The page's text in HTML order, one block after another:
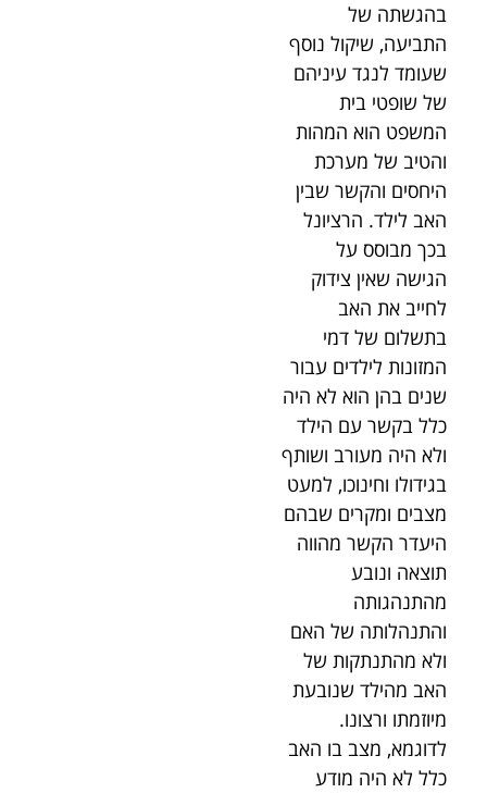
בהגשתה של
התביעה, שיקול נוסף
שעומד לנגד עיניהם
של שופטי בית
המשפט הוא המהות
והטיב של מערכת
היחסים והקשר שבין
האב לילד. הרציונל
בכך מבוסס על
הגישה שאין צידוק
לחייב את האב
בתשלום של דמי
המזונות לילדים עבור
שנים בהן הוא לא היה
כלל בקשר עם הילד
ולא היה מעורב ושותף
בגידולו וחינוכו, למעט
מצבים ומקרים שבהם
היעדר הקשר מהווה
תוצאה ונובע
מהתנהגותה
והתנהלותה של האם
ולא מהתנתקות של
האב מהילד שנובעת
מיוזמתו ורצונו.
לדוגמא, מצב בו האב
כלל לא היה מודע